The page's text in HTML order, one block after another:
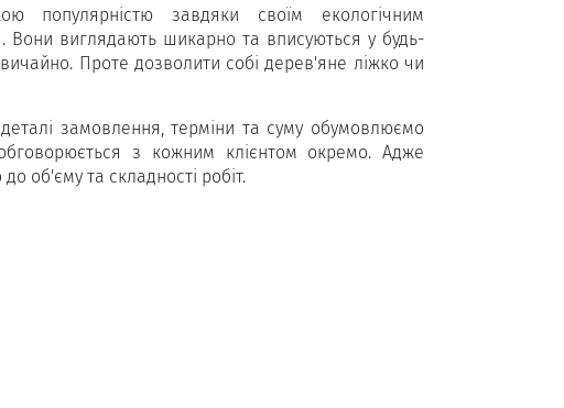
популярністю завдяки своїм екологічним
Вони виглядають шикарно та вписуються у будь-
Проте дозволити собі дерев'яне ліжко чи
деталі замовлення, терміни та суму обумовлюємо
з кожним клієнтом окремо. Адже
об'єму та складності робіт.